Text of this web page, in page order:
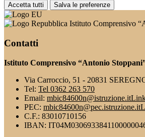
Accetta tutti Salva le preferenze
Istituto Comprensivo
Contatti
Istituto Comprensivo “Antonio
Via Carroccio, 51 - 20831
Tel: Tel 0362 263 570
Email: mbic84600n@istruzione.it
PEC: mbic84600n@pec.istruzione.it
C.F.: 83010710156
IBAN: